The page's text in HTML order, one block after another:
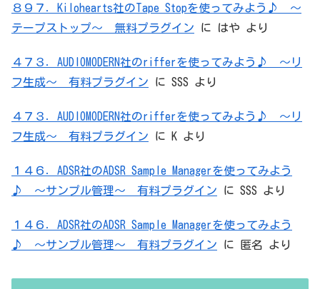
８９７．Kilohearts社のTape Stopを使ってみよう♪ ～
テープストップ～ 無料プラグイン に はや より
４７３．AUDIOMODERN社のrifferを使ってみよう♪ ～リ
フ生成～ 有料プラグイン に SSS より
４７３．AUDIOMODERN社のrifferを使ってみよう♪ ～リ
フ生成～ 有料プラグイン に K より
１４６．ADSR社のADSR Sample Managerを使ってみよう
♪ ～サンプル管理～ 有料プラグイン に SSS より
１４６．ADSR社のADSR Sample Managerを使ってみよう
♪ ～サンプル管理～ 有料プラグイン に 匿名 より